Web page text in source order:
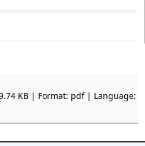
KB | Format: pdf | Language: